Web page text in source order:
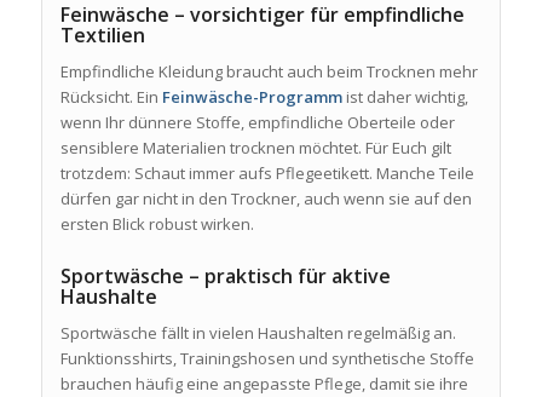
Feinwäsche – vorsichtiger für empfindliche
Textilien
Empfindliche Kleidung braucht auch beim Trocknen mehr
Rücksicht. Ein Feinwäsche-Programmist daher wichtig,
wenn Ihr dünnere Stoffe, empfindliche Oberteile oder
sensiblere Materialien trocknen möchtet. Für Euch gilt
trotzdem: Schaut immer aufs Pflegeetikett. Manche Teile
dürfen gar nicht in den Trockner, auch wenn sie auf den
ersten Blick robust wirken.
Sportwäsche – praktisch für aktive
Haushalte
Sportwäsche fällt in vielen Haushalten regelmäßig an.
Funktionsshirts, Trainingshosen und synthetische Stoffe
brauchen häufig eine angepasste Pflege, damit sie ihre